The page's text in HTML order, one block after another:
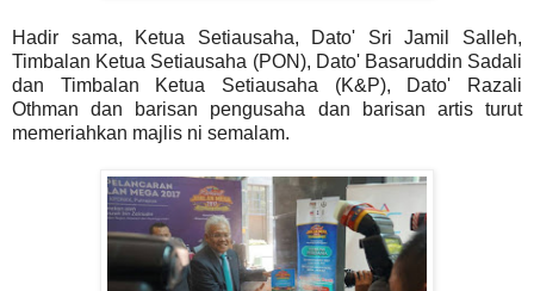
Hadir sama, Ketua Setiausaha, Dato' Sri Jamil Salleh,
Timbalan Ketua Setiausaha (PON), Dato' Basaruddin Sadali
dan Timbalan Ketua Setiausaha (K&P), Dato' Razali
Othman dan barisan pengusaha dan barisan artis turut
memeriahkan majlis ni semalam.